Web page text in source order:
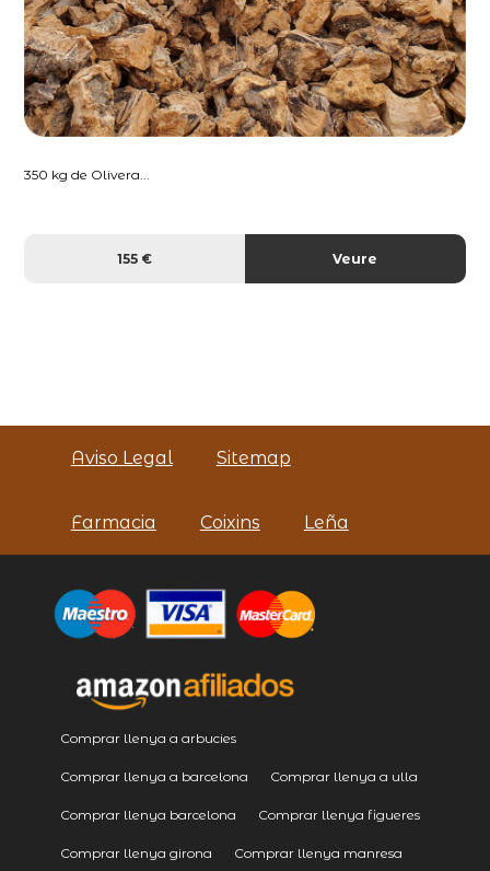
350 kg de Olivera...
155 € Veure
Aviso Legal Sitemap
Farmacia Coixins Leña
Comprar llenya a arbucies
Comprar llenya a barcelona Comprar llenya a ulla
Comprar llenya barcelona Comprar llenya figueres
Comprar llenya girona Comprar llenya manresa